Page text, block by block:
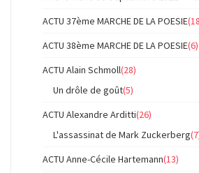
ACTU 37ème MARCHE DE LA POESIE
ACTU 38ème MARCHE DE LA POESIE(6)
ACTU Alain Schmoll(28)
Un drôle de goût(5)
ACTU Alexandre Arditti(26)
L'assassinat de Mark Zuckerberg
ACTU Anne-Cécile Hartemann(13)